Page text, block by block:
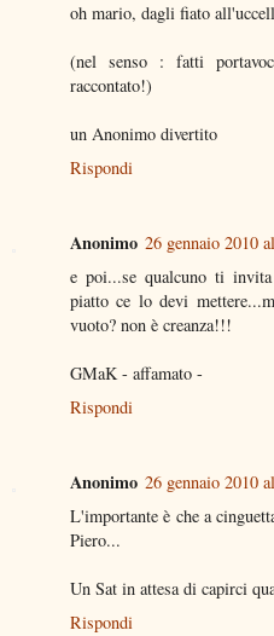
oh mario, dagli fiato
(nel senso : fatti
raccontato!)
un Anonimo divertito
Rispondi
Anonimo 26 gennaio 2010
e poi...se qualcuno ti
piatto ce lo devi
vuoto? non è creanza!!!
GMaK - affamato -
Rispondi
Anonimo 26 gennaio 2010
L'importante è che a
Piero...
Un Sat in attesa di capirci
Rispondi